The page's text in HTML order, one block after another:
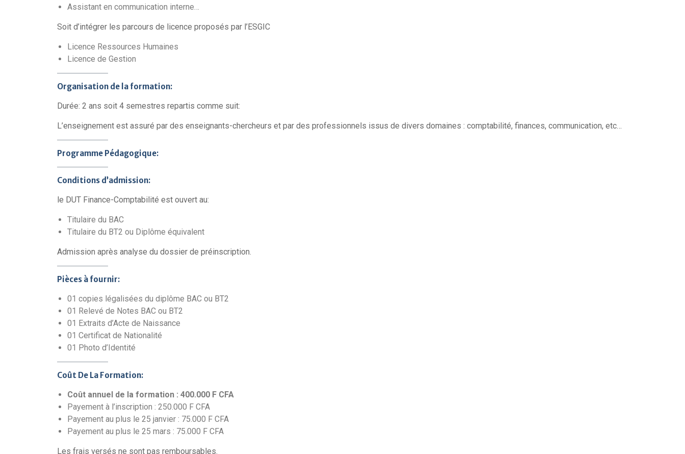
Assistant en communication interne…
Soit d’intégrer les parcours de licence proposés par l’ESGIC
Licence Ressources Humaines
Licence de Gestion
Organisation de la formation:
Durée: 2 ans soit 4 semestres repartis comme suit:
L’enseignement est assuré par des enseignants-chercheurs et par des professionnels issus de divers domaines : comptabilité, finances, communication, etc…
Programme Pédagogique:
Conditions d’admission:
le DUT Finance-Comptabilité est ouvert au:
Titulaire du BAC
Titulaire du BT2 ou Diplôme équivalent
Admission après analyse du dossier de préinscription.
Pièces à fournir:
01 copies légalisées du diplôme BAC ou BT2
01 Relevé de Notes BAC ou BT2
01 Extraits d’Acte de Naissance
01 Certificat de Nationalité
01 Photo d’Identité
Coût De La Formation:
Coût annuel de la formation : 400.000 F CFA
Payement à l’inscription : 250.000 F CFA
Payement au plus le 25 janvier : 75.000 F CFA
Payement au plus le 25 mars : 75.000 F CFA
Les frais versés ne sont pas remboursables.